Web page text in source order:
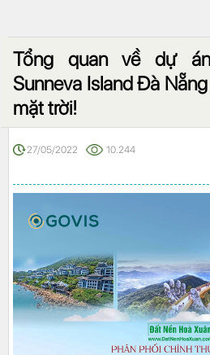
Tổng quan về dự
Sunneva Island Đà
mặt trời!
27/05/2022 10.244